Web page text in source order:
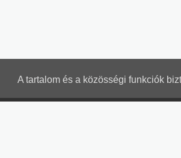
A tartalom és a közösségi funkciók